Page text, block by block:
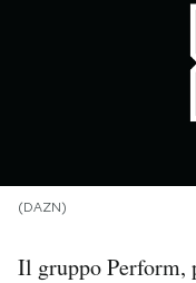
I MIEI PREFERITI
(DAZN)
Il gruppo Perform,